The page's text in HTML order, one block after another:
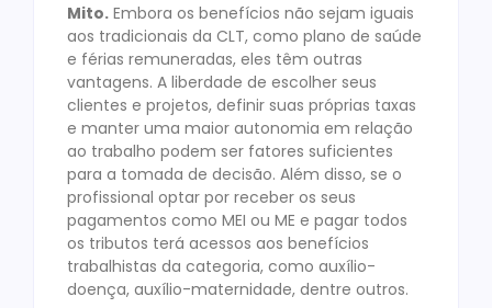
Mito. Embora os benefícios não sejam iguais
aos tradicionais da CLT, como plano de saúde
e férias remuneradas, eles têm outras
vantagens. A liberdade de escolher seus
clientes e projetos, definir suas próprias taxas
e manter uma maior autonomia em relação
ao trabalho podem ser fatores suficientes
para a tomada de decisão. Além disso, se o
profissional optar por receber os seus
pagamentos como MEI ou ME e pagar todos
os tributos terá acessos aos benefícios
trabalhistas da categoria, como auxílio-
doença, auxílio-maternidade, dentre outros.